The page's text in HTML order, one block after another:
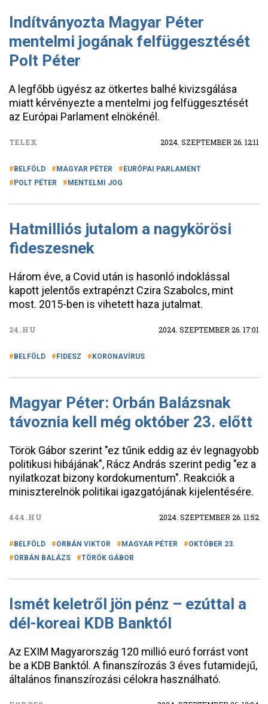
Indítványozta Magyar Péter
mentelmi jogának felfüggesztését
Polt Péter
A legfőbb ügyész az ötkertes balhé kivizsgálása
miatt kérvényezte a mentelmi jog felfüggesztését
az Európai Parlament elnökénél.
TELEX 2024. SZEPTEMBER 26. 12:11
BELFÖLD MAGYAR PÉTER
EURÓPAI PARLAMENT
POLT PÉTER
MENTELMI JOG
Hatmilliós jutalom a nagykörösi
fideszesnek
Három éve, a Covid után is hasonló indoklással
kapott jelentős extrapénzt Czira Szabolcs, mint
most. 2015-ben is vihetett haza jutalmat.
24.HU 2024. SZEPTEMBER 26. 17:01
BELFÖLD FIDESZ KORONAVÍRUS
Magyar Péter: Orbán Balázsnak
távoznia kell még október 23. előtt
Török Gábor szerint "ez tűnik eddig az év legnagyobb
politikusi hibájának", Rácz András szerint pedig "ez a
nyilatkozat bizony kordokumentum". Reakciók a
miniszterelnök politikai igazgatójának kijelentésére.
444.HU 2024. SZEPTEMBER 26. 11:52
BELFÖLD ORBÁN VIKTOR MAGYAR PÉTER
OKTÓBER 23.
ORBÁN BALÁZS
TÖRÖK GÁBOR
Ismét keletről jön pénz – ezúttal a
dél-koreai KDB Banktól
Az EXIM Magyarország 120 millió euró forrást vont
be a KDB Banktól. A finanszírozás 3 éves futamidejű,
általános finanszírozási célokra használható.